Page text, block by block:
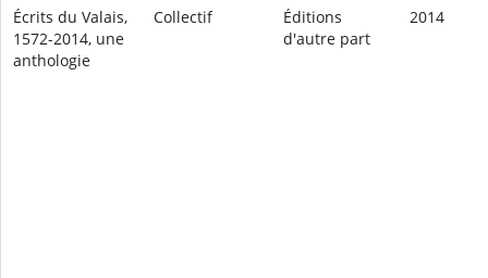
Écrits du Valais,
1572-2014, une
anthologie
Collectif
Éditions
d'autre part
2014